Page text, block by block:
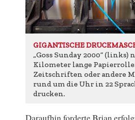
GIGANTISCHE
„Goss Sunday 2000“ (links)
Kilometer lange
Zeitschriften oder andere
rund um die Uhr in 22
drucken.